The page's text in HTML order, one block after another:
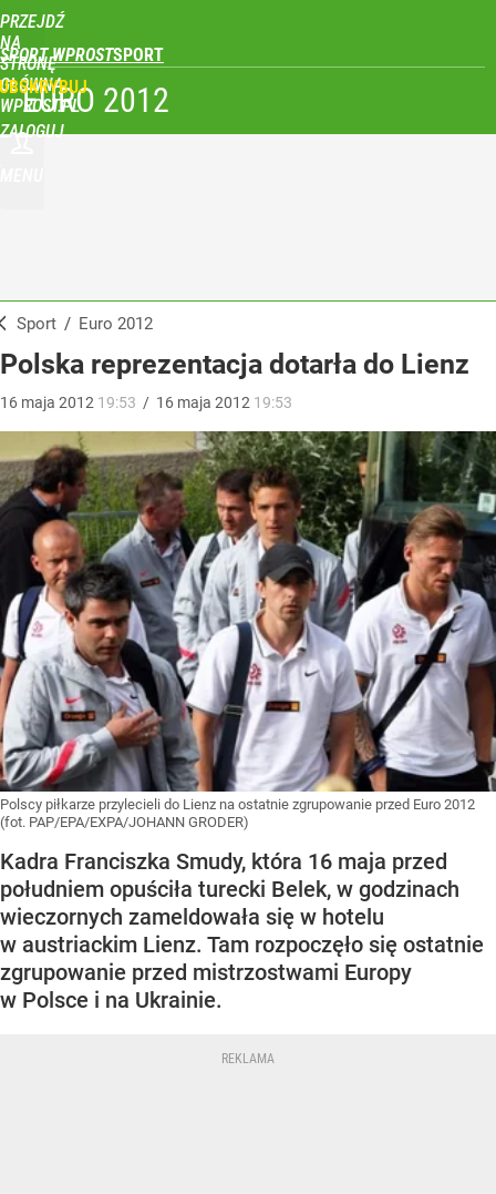
PRZEJDŹ
NA
STRONĘ
GŁÓWNĄ
WPROST.PL
SPORT WPROST
ZALOGUJ
EURO 2012
Sport / Euro 2012
Polska reprezentacja dotarła do Lienz
16 maja 2012 19:53 / 16 maja 2012 19:53
Polscy piłkarze przylecieli do Lienz na ostatnie zgrupowanie przed Euro 2012
(fot. PAP/EPA/EXPA/JOHANN GRODER)
Kadra Franciszka Smudy, która 16 maja przed
południem opuściła turecki Belek, w godzinach
wieczornych zameldowała się w hotelu
w austriackim Lienz. Tam rozpoczęło się ostatnie
zgrupowanie przed mistrzostwami Europy
w Polsce i na Ukrainie.